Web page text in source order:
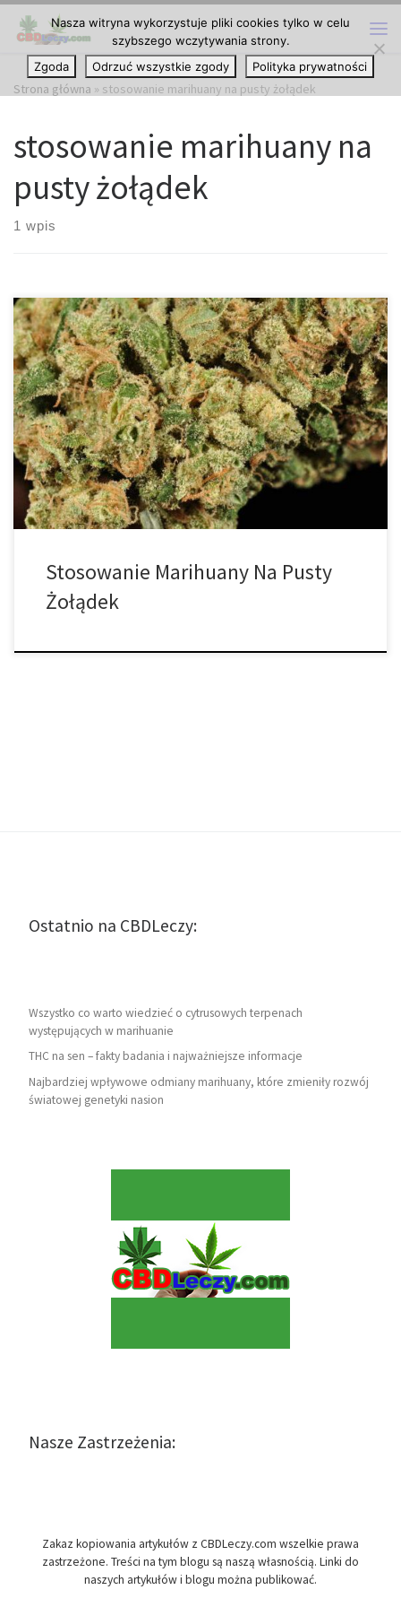
Przejdź do treści
Strona główna » stosowanie marihuany na pusty żołądek
stosowanie marihuany na
pusty żołądek
1 wpis
Czy spożywanie marihuany na pusty żołądek sprawia, że
doświadczany przez ciebie haj jest mocniejszy? Czy odczuwasz
silniejsze działanie marihuany, jeśli spożywasz ją na pusty
żołądek? Jest to prawdopodobnie pytanie, które większość
zadawała na temat niezliczonych produktów spożywczych,
napojów i wielu innych rzeczy, które spożywamy w naszym życiu.
Często zastanawiamy się, […]
Stosowanie Marihuany Na Pusty
Żołądek
Ostatnio na CBDLeczy:
Wszystko co warto wiedzieć o cytrusowych terpenach
występujących w marihuanie
THC na sen – fakty badania i najważniejsze informacje
Najbardziej wpływowe odmiany marihuany, które zmieniły rozwój
światowej genetyki nasion
Nasze Zastrzeżenia:
Zakaz kopiowania artykułów z CBDLeczy.com wszelkie prawa
zastrzeżone. Treści na tym blogu są naszą własnością. Linki do
naszych artykułów i blogu można publikować.
Nasza witryna wykorzystuje pliki cookies tylko w celu
szybszego wczytywania strony.
Zgoda
Odrzuć wszystkie zgody Polityka prywatności